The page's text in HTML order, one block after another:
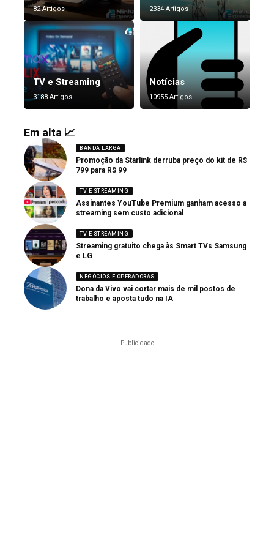
82 Artigos 2334 Artigos
TV e Streaming
3188 Artigos
Notícias
10955 Artigos
Em alta 📈
BANDA LARGA
Promoção da Starlink derruba preço do kit de R$
799 para R$ 99
TV E STREAMING
Assinantes YouTube Premium ganham acesso a
streaming sem custo adicional
TV E STREAMING
Streaming gratuito chega às Smart TVs Samsung
e LG
NEGÓCIOS E OPERADORAS
Dona da Vivo vai cortar mais de mil postos de
trabalho e aposta tudo na IA
- Publicidade -